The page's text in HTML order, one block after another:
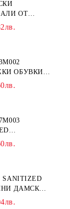
ОТ
БЕЖОВИ
ЗА
SANITIZED
ДАМСКИ
КРАК,